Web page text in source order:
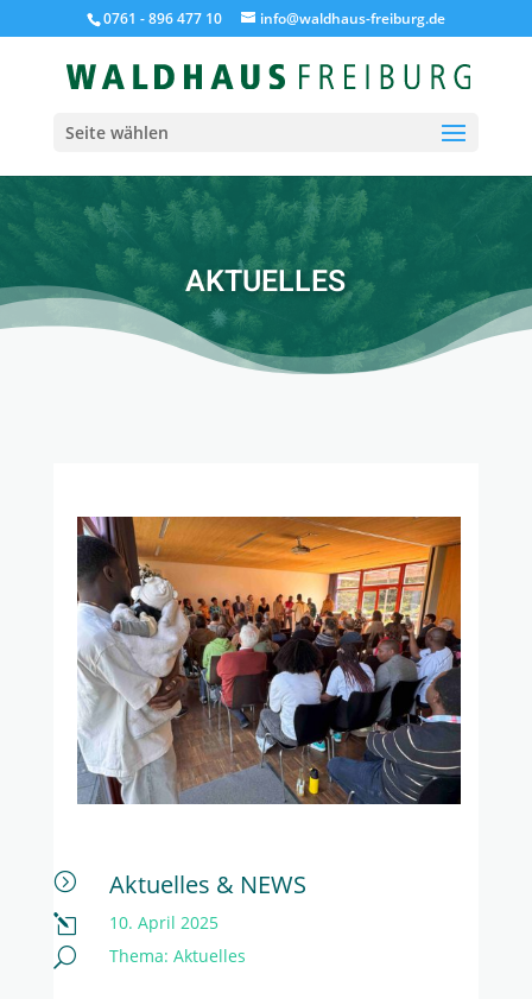
0761 - 896 477 10 info@waldhaus-freiburg.de
Seite wählen
AKTUELLES
= Aktuelles & NEWS
l
10. April 2025
U
Thema: Aktuelles